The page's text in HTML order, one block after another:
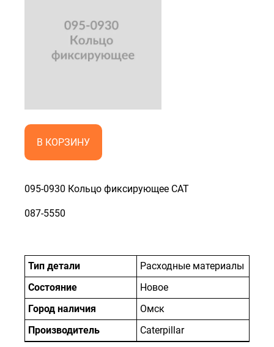
В КОРЗИНУ
095-0930 Кольцо фиксирующее CAT
087-5550
Тип детали
Расходные материалы
Состояние
Новое
Город наличия
Омск
Производитель
Caterpillar